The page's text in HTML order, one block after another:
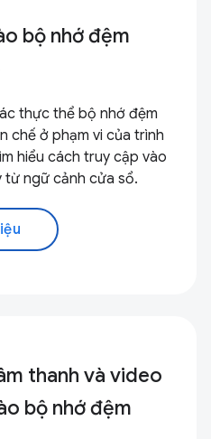
bộ nhớ đệm
thực thể bộ nhớ đệm
chế ở phạm vi của trình
hiểu cách truy cập vào
ngữ cảnh cửa sổ.
thanh và video
bộ nhớ đệm